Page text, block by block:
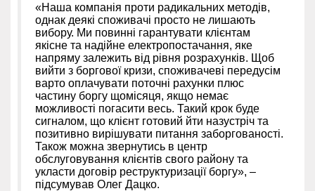
«Наша компанія проти радикальних методів,
однак деякі споживачі просто не лишають
вибору. Ми повинні гарантувати клієнтам
якісне та надійне електропостачання, яке
напряму залежить від рівня розрахунків. Щоб
вийти з боргової кризи, споживачеві передусім
варто оплачувати поточні рахунки плюс
частину боргу щомісяця, якщо немає
можливості погасити весь. Такий крок буде
сигналом, що клієнт готовий йти назустріч та
позитивно вирішувати питання заборгованості.
Також можна звернутись в центр
обслуговування клієнтів свого району та
укласти договір реструктуризації боргу», –
підсумував Олег Дацко.